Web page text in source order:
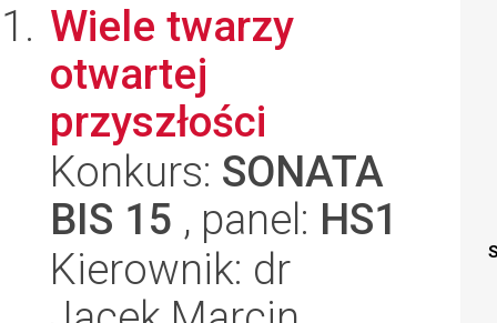
Wiele twarzy
otwartej
przyszłości
Konkurs: SONATA
BIS 15 , panel: HS1
Kierownik: dr